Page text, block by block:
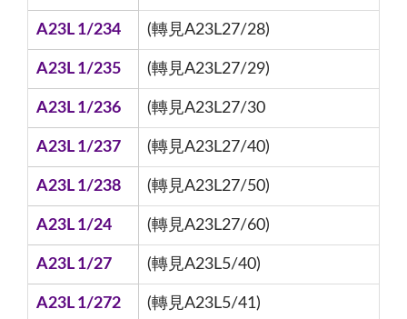
A23L 1/234 (轉見A23L27/28)
A23L 1/235 (轉見A23L27/29)
A23L 1/236 (轉見A23L27/30
A23L 1/237 (轉見A23L27/40)
A23L 1/238 (轉見A23L27/50)
A23L 1/24 (轉見A23L27/60)
A23L 1/27 (轉見A23L5/40)
A23L 1/272 (轉見A23L5/41)